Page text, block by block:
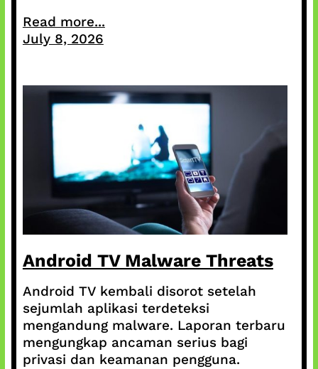
Read more...
July 8, 2026
Android TV Malware Threats
Android TV kembali disorot setelah
sejumlah aplikasi terdeteksi
mengandung malware. Laporan terbaru
mengungkap ancaman serius bagi
privasi dan keamanan pengguna.